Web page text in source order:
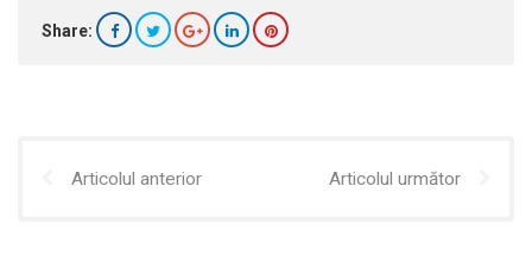
Share:
Articolul anterior Articolul următor